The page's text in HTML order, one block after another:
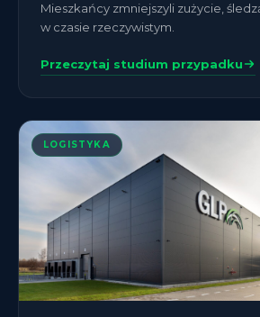
Mieszkańcy zmniejszyli zużycie,
w czasie rzeczywistym.
Przeczytaj studium przypadku
LOGISTYKA